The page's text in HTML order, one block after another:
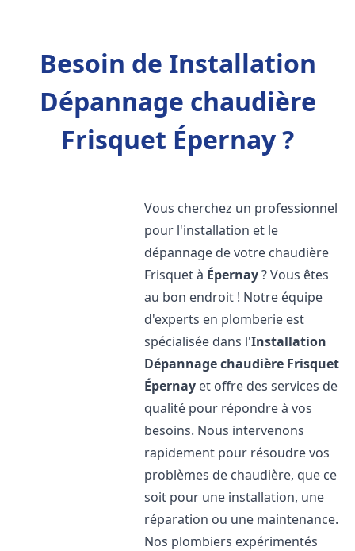
Besoin de Installation
Dépannage chaudière
Frisquet Épernay ?
Vous cherchez un professionnel
pour l'installation et le
dépannage de votre chaudière
Frisquet à Épernay? Vous êtes
au bon endroit ! Notre équipe
d'experts en plomberie est
spécialisée dans l'Installation
Dépannage chaudière Frisquet
Épernay et offre des services de
qualité pour répondre à vos
besoins. Nous intervenons
rapidement pour résoudre vos
problèmes de chaudière, que ce
soit pour une installation, une
réparation ou une maintenance.
Nos plombiers expérimentés